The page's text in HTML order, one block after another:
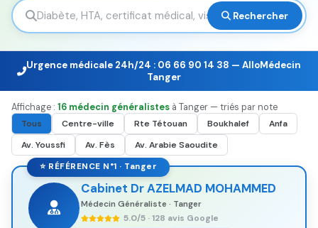
Rechercher
Urgence médicale 24h/24 : 06 66 90 14 38 — AlloMédecin
Tanger
Affichage : 16 médecin généralistes à Tanger — triés par note
Tous Centre-ville Rte Tétouan Boukhalef
Anfa
Av. Youssfi
Av. Fès
Av. Arabie Saoudite
⭐ RÉFÉRENCE N°1 · Tanger
Cabinet Dr AZELMAD MOHAMMED
Médecin Généraliste · Tanger
5.0/5 · 128 avis Google